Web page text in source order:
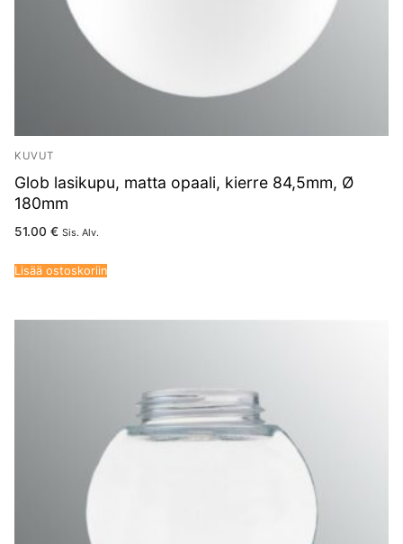
KUVUT
Glob lasikupu, matta opaali, kierre 84,5mm, Ø
180mm
51.00 € Sis. Alv.
Lisää ostoskoriin